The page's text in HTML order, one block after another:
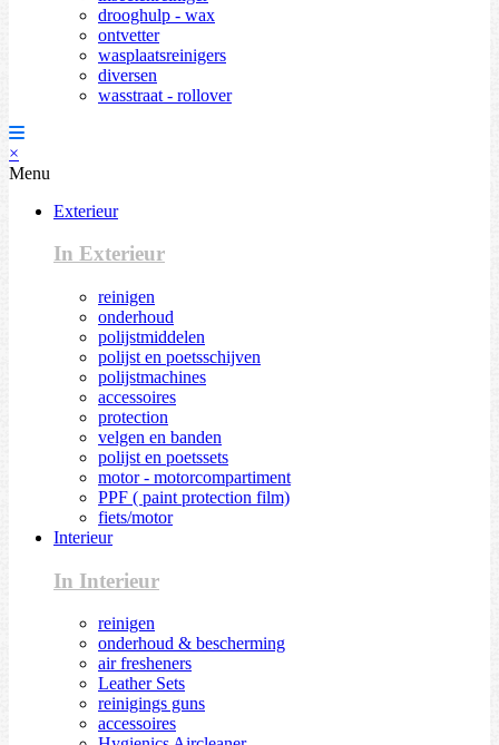
drooghulp - wax
ontvetter
wasplaatsreinigers
diversen
wasstraat - rollover
×
Menu
Exterieur
In Exterieur
reinigen
onderhoud
polijstmiddelen
polijst en poetsschijven
polijstmachines
accessoires
protection
velgen en banden
polijst en poetssets
motor - motorcompartiment
PPF ( paint protection film)
fiets/motor
Interieur
In Interieur
reinigen
onderhoud & bescherming
air fresheners
Leather Sets
reinigings guns
accessoires